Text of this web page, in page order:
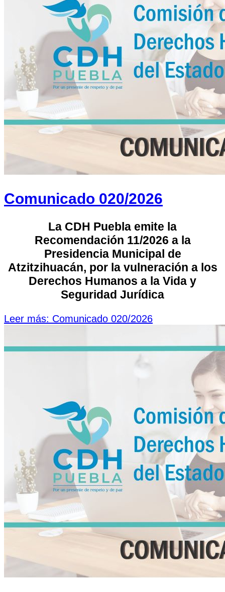
Comunicado 020/2026
La CDH Puebla emite la
Recomendación 11/2026 a la
Presidencia Municipal de
Atzitzihuacán, por la vulneración a los
Derechos Humanos a la Vida y
Seguridad Jurídica
Leer más: Comunicado 020/2026